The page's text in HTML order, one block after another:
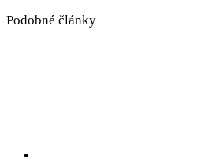
Podobné články